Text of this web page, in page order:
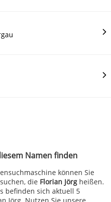
Namen finden
können Sie
die Florian Jörgheißen.
befinden sich aktuell 5